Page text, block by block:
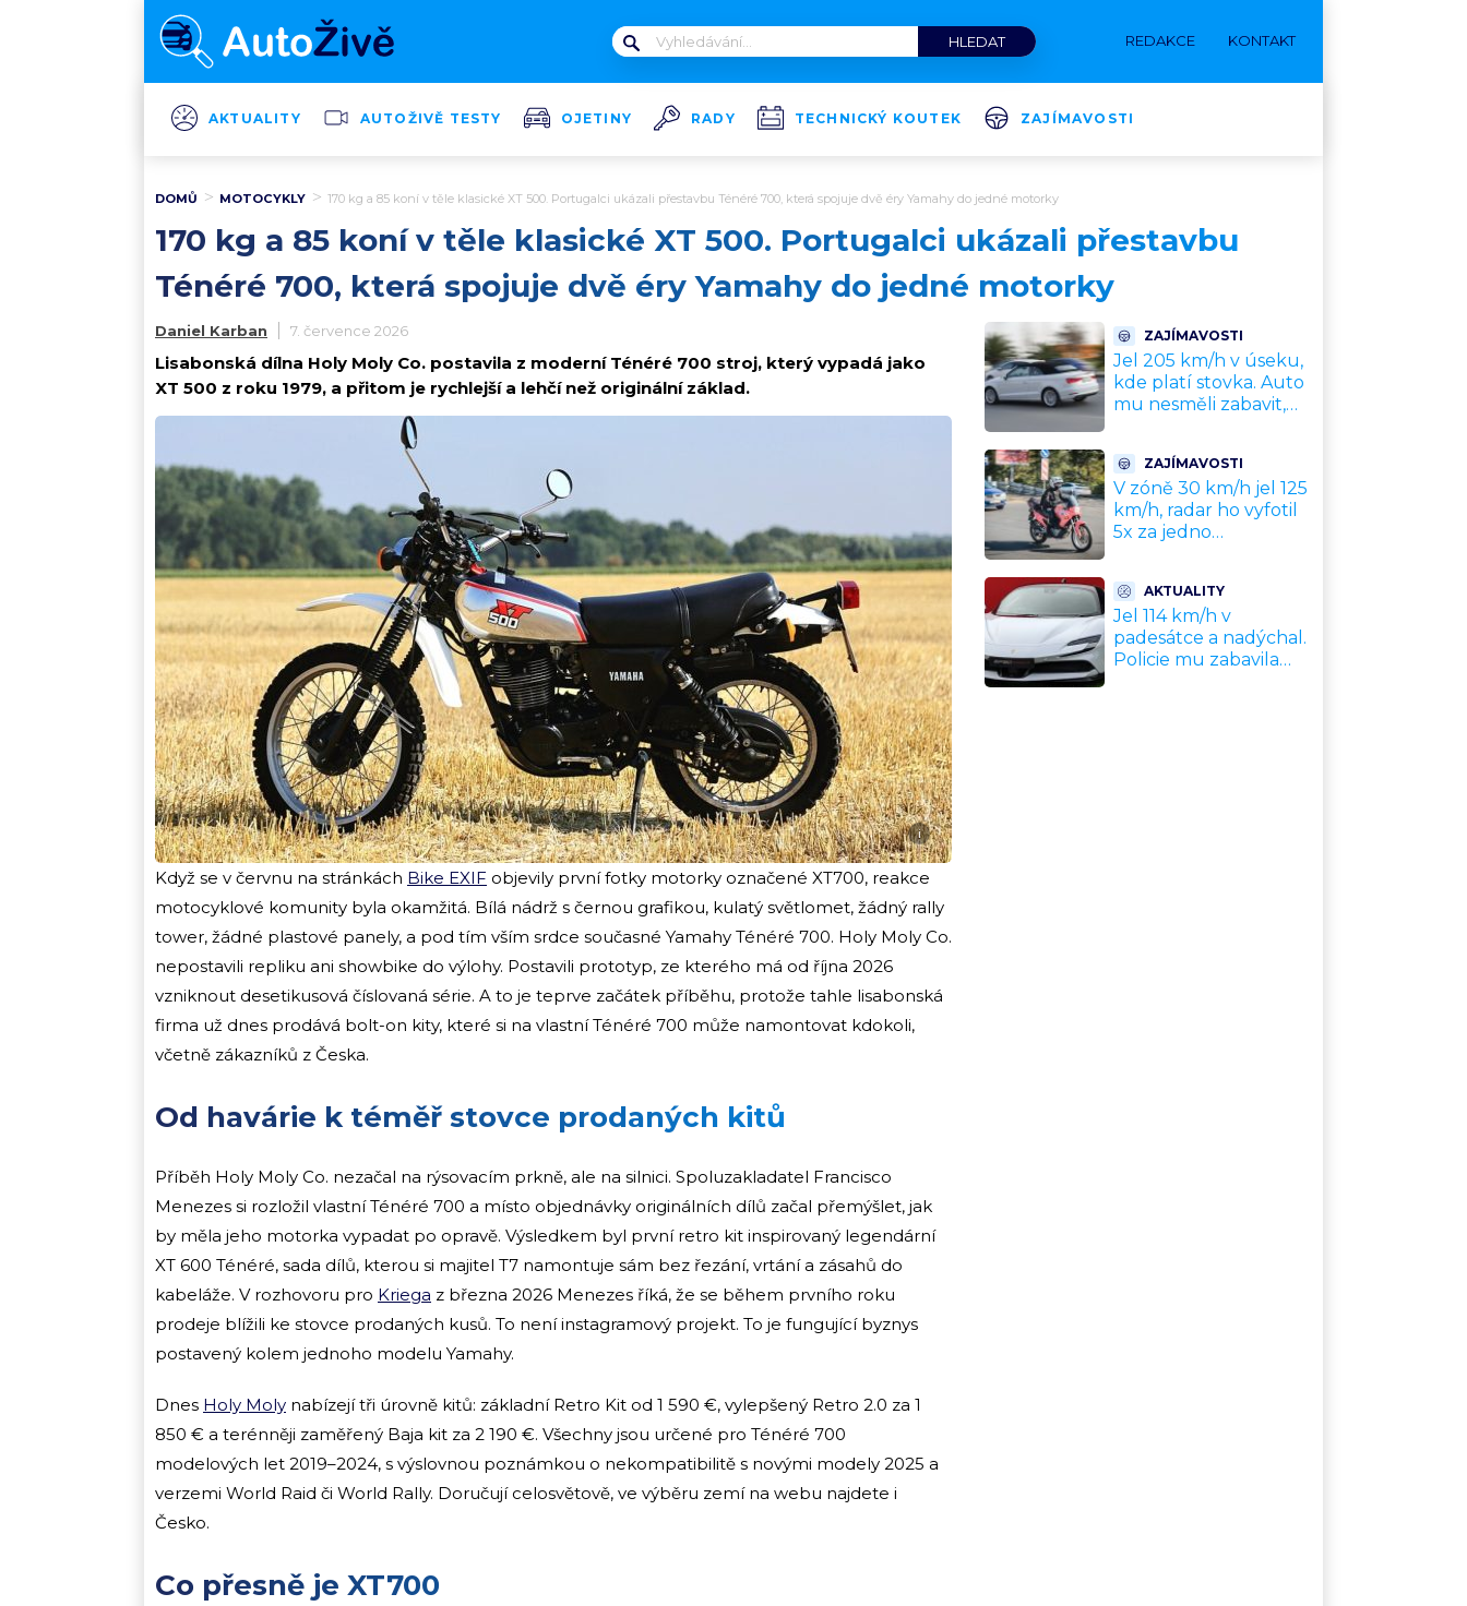
REDAKCE KONTAKT
AKTUALITY AUTOŽIVĚ TESTY OJETINY RADY TECHNICKÝ KOUTEK ZAJÍMAVOSTI
DOMŮ MOTOCYKLY 170 kg a 85 koní v těle klasické XT 500. Portugalci ukázali přestavbu Ténéré 700, která spojuje dvě éry Yamahy do jedné motorky
170 kg a 85 koní v těle klasické XT 500. Portugalci ukázali přestavbu
Ténéré 700, která spojuje dvě éry Yamahy do jedné motorky
Daniel Karban 7. července 2026
Lisabonská dílna Holy Moly Co. postavila z moderní Ténéré 700 stroj, který vypadá jako
XT 500 z roku 1979, a přitom je rychlejší a lehčí než originální základ.
i
Když se v červnu na stránkách Bike EXIF objevily první fotky motorky označené XT700, reakce
motocyklové komunity byla okamžitá. Bílá nádrž s černou grafikou, kulatý světlomet, žádný rally
tower, žádné plastové panely, a pod tím vším srdce současné Yamahy Ténéré 700. Holy Moly Co.
nepostavili repliku ani showbike do výlohy. Postavili prototyp, ze kterého má od října 2026
vzniknout desetikusová číslovaná série. A to je teprve začátek příběhu, protože tahle lisabonská
firma už dnes prodává bolt-on kity, které si na vlastní Ténéré 700 může namontovat kdokoli,
včetně zákazníků z Česka.
Od havárie k téměř stovce prodaných kitů
Příběh Holy Moly Co. nezačal na rýsovacím prkně, ale na silnici. Spoluzakladatel Francisco
Menezes si rozložil vlastní Ténéré 700 a místo objednávky originálních dílů začal přemýšlet, jak
by měla jeho motorka vypadat po opravě. Výsledkem byl první retro kit inspirovaný legendární
XT 600 Ténéré, sada dílů, kterou si majitel T7 namontuje sám bez řezání, vrtání a zásahů do
kabeláže. V rozhovoru pro Kriega z března 2026 Menezes říká, že se během prvního roku
prodeje blížili ke stovce prodaných kusů. To není instagramový projekt. To je fungující byznys
postavený kolem jednoho modelu Yamahy.
Dnes Holy Moly nabízejí tři úrovně kitů: základní Retro Kit od 1 590 €, vylepšený Retro 2.0 za 1
850 € a terénněji zaměřený Baja kit za 2 190 €. Všechny jsou určené pro Ténéré 700
modelových let 2019–2024, s výslovnou poznámkou o nekompatibilitě s novými modely 2025 a
verzemi World Raid či World Rally. Doručují celosvětově, ve výběru zemí na webu najdete i
Česko.
Co přesně je XT700
ZAJÍMAVOSTI
Jel 205 km/h v úseku,
kde platí stovka. Auto
mu nesměli zabavit,
ZAJÍMAVOSTI
V zóně 30 km/h jel 125
km/h, radar ho vyfotil
5x za jedno
zastavitAKTUALITY
Jel 114 km/h v
padesátce a nadýchal.
Policie mu zabavila